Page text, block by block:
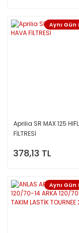
Aynı Gün
Aprilia SR MAX 125
FİLTRESİ
378,13 TL
Aynı Gün